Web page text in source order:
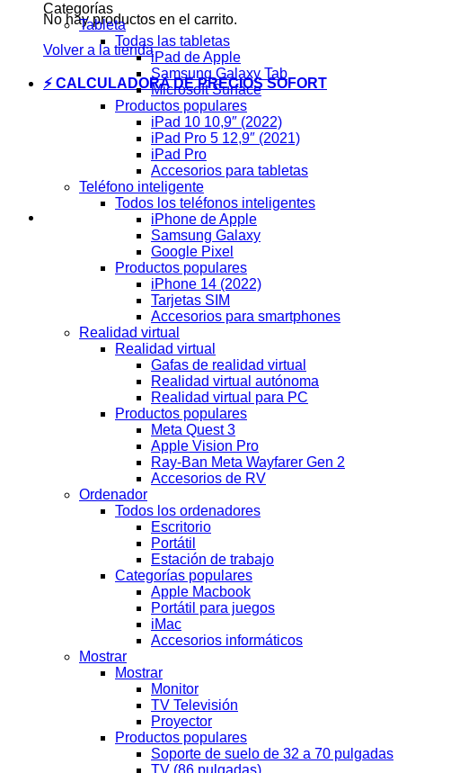
No hay productos en el carrito.
Volver a la tienda
⚡ CALCULADORA DE PRECIOS SOFORT
Categorías
Tableta
Todas las tabletas
iPad de Apple
Samsung Galaxy Tab
Microsoft Surface
Productos populares
iPad 10 10,9″ (2022)
iPad Pro 5 12,9″ (2021)
iPad Pro
Accesorios para tabletas
Teléfono inteligente
Todos los teléfonos inteligentes
iPhone de Apple
Samsung Galaxy
Google Pixel
Productos populares
iPhone 14 (2022)
Tarjetas SIM
Accesorios para smartphones
Realidad virtual
Realidad virtual
Gafas de realidad virtual
Realidad virtual autónoma
Realidad virtual para PC
Productos populares
Meta Quest 3
Apple Vision Pro
Ray-Ban Meta Wayfarer Gen 2
Accesorios de RV
Ordenador
Todos los ordenadores
Escritorio
Portátil
Estación de trabajo
Categorías populares
Apple Macbook
Portátil para juegos
iMac
Accesorios informáticos
Mostrar
Mostrar
Monitor
TV Televisión
Proyector
Productos populares
Soporte de suelo de 32 a 70 pulgadas
TV (86 pulgadas)